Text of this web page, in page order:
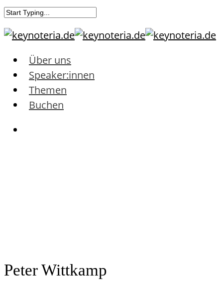
Über uns
Speaker:innen
Themen
Buchen
Peter Wittkamp